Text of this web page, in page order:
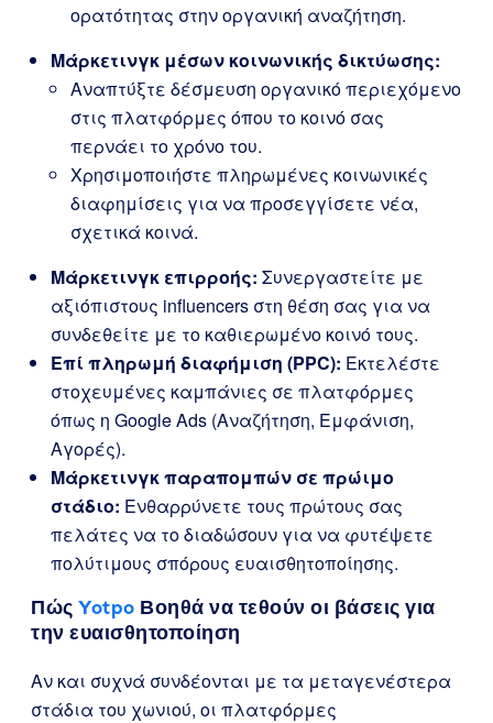
ορατότητας στην οργανική αναζήτηση.
Μάρκετινγκ μέσων κοινωνικής δικτύωσης:
Αναπτύξτε δέσμευση οργανικό περιεχόμενο
στις πλατφόρμες όπου το κοινό σας
περνάει το χρόνο του.
Χρησιμοποιήστε πληρωμένες κοινωνικές
διαφημίσεις για να προσεγγίσετε νέα,
σχετικά κοινά.
Μάρκετινγκ επιρροής: Συνεργαστείτε με
αξιόπιστους influencers στη θέση σας για να
συνδεθείτε με το καθιερωμένο κοινό τους.
Επί πληρωμή διαφήμιση (PPC): Εκτελέστε
στοχευμένες καμπάνιες σε πλατφόρμες
όπως η Google Ads (Αναζήτηση, Εμφάνιση,
Αγορές).
Μάρκετινγκ παραπομπών σε πρώιμο
στάδιο: Ενθαρρύνετε τους πρώτους σας
πελάτες να το διαδώσουν για να φυτέψετε
πολύτιμους σπόρους ευαισθητοποίησης.
Πώς Yotpo Βοηθά να τεθούν οι βάσεις για
την ευαισθητοποίηση
Αν και συχνά συνδέονται με τα μεταγενέστερα
στάδια του χωνιού, οι πλατφόρμες